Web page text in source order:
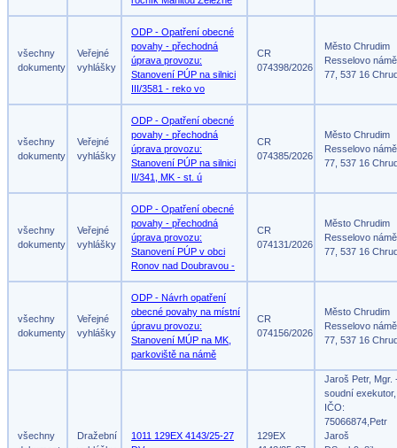
všechny
dokumenty
Veřejné
vyhlášky
ODP - Opatření obecné
povahy - přechodná
úprava provozu:
Stanovení PÚP na silnici
III/3581 - reko vo
CR
074398/2026
Město Chrudim
Resselovo
77, 537 16
všechny
dokumenty
Veřejné
vyhlášky
ODP - Opatření obecné
povahy - přechodná
úprava provozu:
Stanovení PÚP na silnici
II/341, MK - st. ú
CR
074385/2026
Město Chrudim
Resselovo
77, 537 16
všechny
dokumenty
Veřejné
vyhlášky
ODP - Opatření obecné
povahy - přechodná
úprava provozu:
Stanovení PÚP v obci
Ronov nad Doubravou -
CR
074131/2026
Město Chrudim
Resselovo
77, 537 16
všechny
dokumenty
Veřejné
vyhlášky
ODP - Návrh opatření
obecné povahy na místní
úpravu provozu:
Stanovení MÚP na MK,
parkoviště na námě
CR
074156/2026
Město Chrudim
Resselovo
77, 537 16
všechny
Dražební
1011 129EX 4143/25-27
129EX
Jaroš Petr, Mgr.
soudní exekutor,
IČO:
75066874,Petr
Jaroš